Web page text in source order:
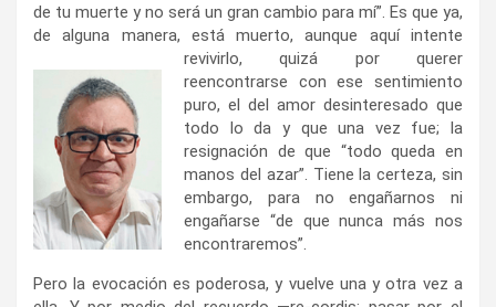
de tu muerte y no será un gran cambio para mí”. Es que ya,
de alguna manera, está muerto, aunque aquí intente
revivirlo,quizá por querer
reencontrarse con ese sentimiento
puro, el del amor desinteresado que
todo lo da y que una vez fue; la
resignación de que “todo queda en
manos del azar”. Tiene la certeza, sin
embargo, para no engañarnos ni
engañarse “de que nunca más nos
encontraremos”.
Pero la evocación es poderosa, y vuelve una y otra vez a